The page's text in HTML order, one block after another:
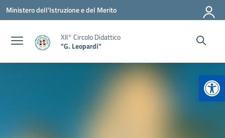
Vai ai contenuti
Vai al menu di navigazione
Vai al footer
Ministero dell'Istruzione e del Merito
XII° Circolo Didattico
"G. Leopardi"